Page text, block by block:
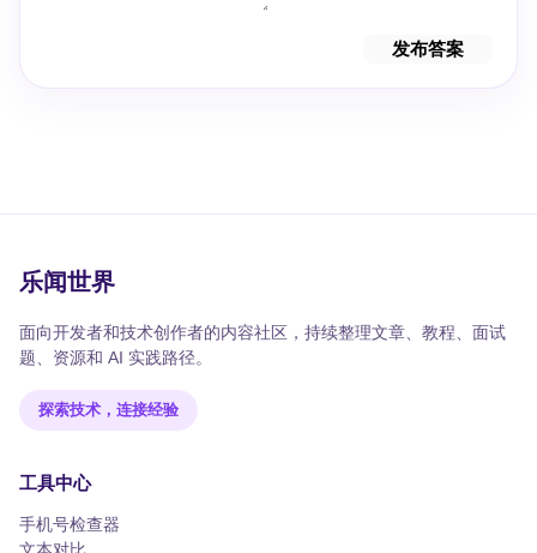
发布答案
乐闻世界
面向开发者和技术创作者的内容社区，持续整理文章、教程、面试
题、资源和 AI 实践路径。
探索技术，连接经验
工具中心
手机号检查器